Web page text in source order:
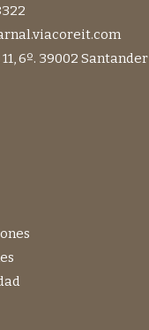
6º. 39002 Santander